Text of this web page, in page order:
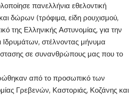
πανελλήνια εθελοντική
δώρων (τρόφιμα, είδη ρουχισμού,
της Ελληνικής Αστυνομίας, για την
στέλνοντας μήνυμα
σε συνανθρώπους μας που το
από το προσωπικό των
Γρεβενών, Καστοριάς, Κοζάνης και